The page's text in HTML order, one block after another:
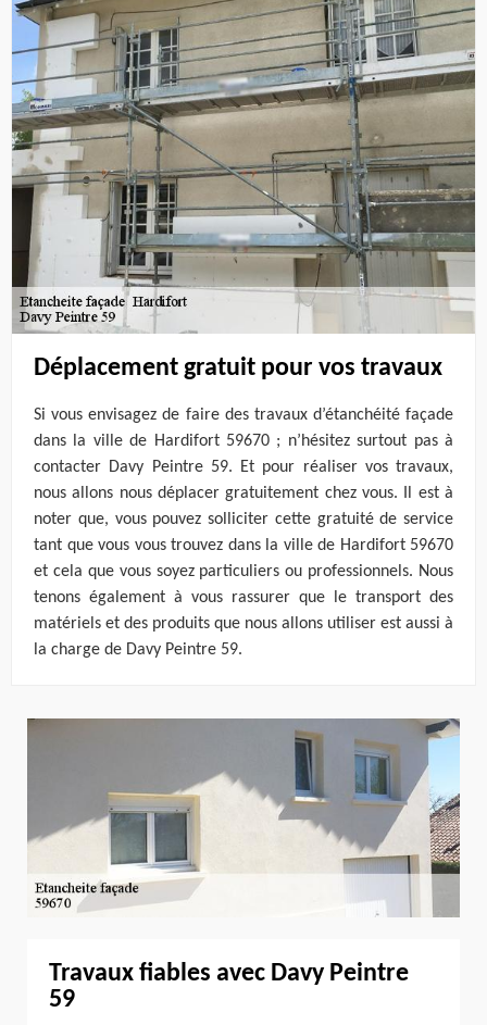
Déplacement gratuit pour vos travaux
Si vous envisagez de faire des travaux d’étanchéité façade
dans la ville de Hardifort 59670 ; n’hésitez surtout pas à
contacter Davy Peintre 59. Et pour réaliser vos travaux,
nous allons nous déplacer gratuitement chez vous. Il est à
noter que, vous pouvez solliciter cette gratuité de service
tant que vous vous trouvez dans la ville de Hardifort 59670
et cela que vous soyez particuliers ou professionnels. Nous
tenons également à vous rassurer que le transport des
matériels et des produits que nous allons utiliser est aussi à
la charge de Davy Peintre 59.
Travaux fiables avec Davy Peintre
59